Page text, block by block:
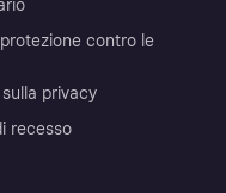
contro le
sulla privacy
recesso